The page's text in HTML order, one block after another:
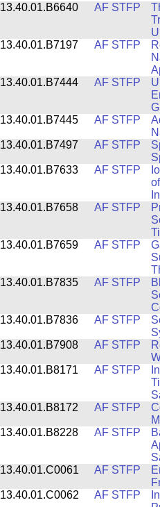
13.40.01.B6640 AF STFP
13.40.01.B7197
AF STFP
13.40.01.B7444
AF STFP
13.40.01.B7445
AF STFP
13.40.01.B7497
AF STFP
13.40.01.B7633
AF STFP
13.40.01.B7658
AF STFP
13.40.01.B7659
AF STFP
13.40.01.B7835
AF STFP
13.40.01.B7836
AF STFP
13.40.01.B7908
AF STFP
13.40.01.B8171
AF STFP
13.40.01.B8172
AF STFP
13.40.01.B8228
AF STFP
13.40.01.C0061
AF STFP
13.40.01.C0062
AF STFP